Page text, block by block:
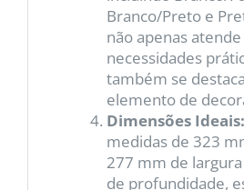
Branco/Preto e
não apenas atende
necessidades
também se
elemento de
Dimensões Ideais:
medidas de 323
277 mm de
de profundidade,